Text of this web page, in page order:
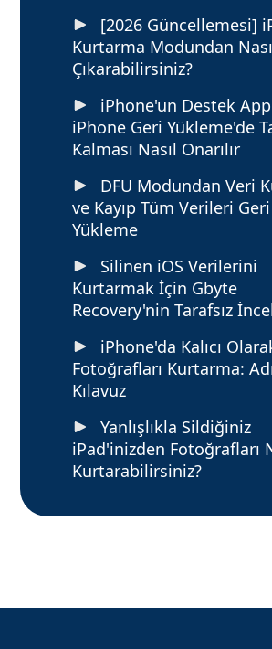
[2026 Güncellemesi]
Kurtarma Modundan
Çıkarabilirsiniz?
iPhone'un Destek
iPhone Geri Yükleme'de
Kalması Nasıl Onarılır
DFU Modundan Veri
ve Kayıp Tüm Verileri Geri
Yükleme
Silinen iOS Verilerini
Kurtarmak İçin Gbyte
Recovery'nin Tarafsız
iPhone'da Kalıcı
Fotoğrafları Kurtarma:
Kılavuz
Yanlışlıkla Sildiğiniz
iPad'inizden Fotoğrafları
Kurtarabilirsiniz?